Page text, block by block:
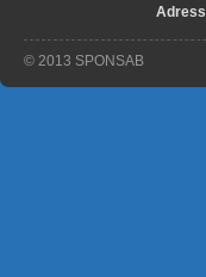
Adress
© 2013 SPONSAB